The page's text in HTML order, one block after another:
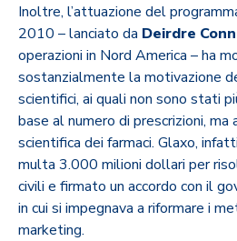
Inoltre, l’attuazione del
2010 – lanciato da Deirdre
operazioni in Nord America – ha
sostanzialmente la motivazione
scientifici, ai quali non sono stati
base al numero di prescrizioni, ma
scientifica dei farmaci. Glaxo,
multa 3.000 milioni dollari per
civili e firmato un accordo con il
in cui si impegnava a riformare i
marketing.